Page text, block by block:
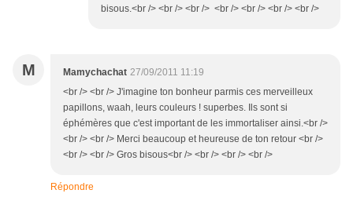
bisous.<br /> <br /> <br /> <br /> <br /> <br /> <br />
M Mamychachat 27/09/2011 11:19
<br /> <br /> J'imagine ton bonheur parmis ces merveilleux
papillons, waah, leurs couleurs ! superbes. Ils sont si
éphémères que c'est important de les immortaliser ainsi.<br />
<br /> <br /> Merci beaucoup et heureuse de ton retour <br />
<br /> <br /> Gros bisous<br /> <br /> <br /> <br />
Répondre